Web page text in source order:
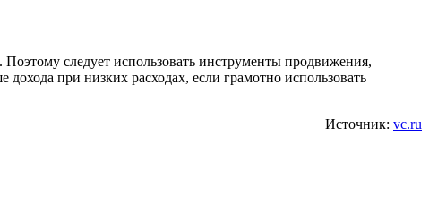
следует использовать инструменты продвижения,
при низких расходах, если грамотно использовать
Источник: vc.ru